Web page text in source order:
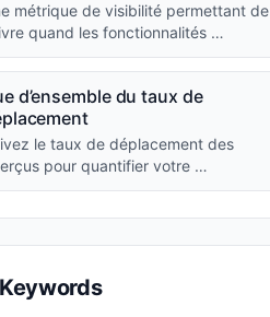
métrique de visibilité permettant de
quand les fonctionnalités …
d’ensemble du taux de
le taux de déplacement des
pour quantifier votre …